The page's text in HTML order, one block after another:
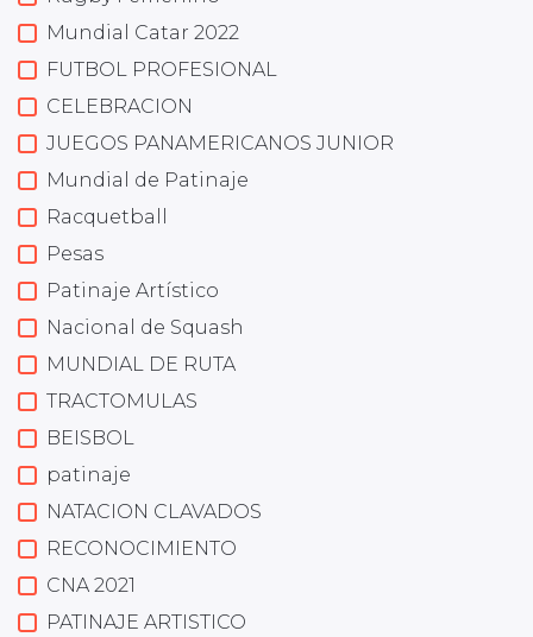
Mundial Catar 2022
FUTBOL PROFESIONAL
CELEBRACION
JUEGOS PANAMERICANOS JUNIOR
Mundial de Patinaje
Racquetball
Pesas
Patinaje Artístico
Nacional de Squash
MUNDIAL DE RUTA
TRACTOMULAS
BEISBOL
patinaje
NATACION CLAVADOS
RECONOCIMIENTO
CNA 2021
PATINAJE ARTISTICO